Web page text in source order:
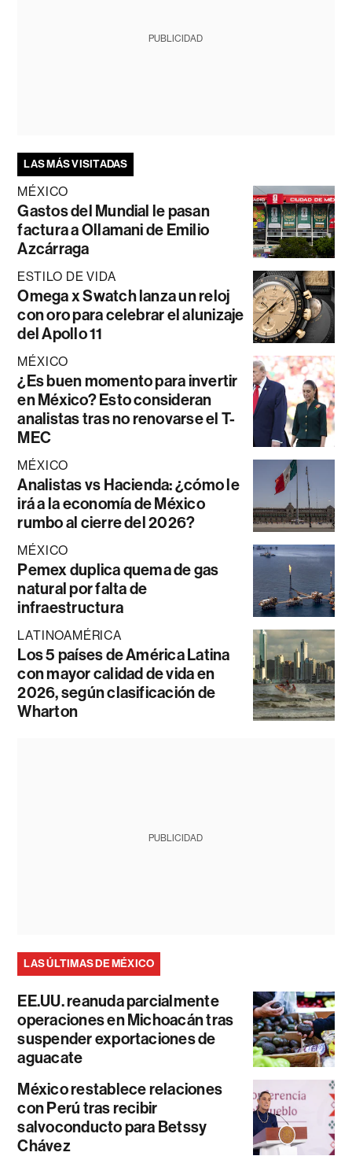
PUBLICIDAD
LAS MÁS VISITADAS
MÉXICO
Gastos del Mundial le pasan
factura a Ollamani de Emilio
Azcárraga
ESTILO DE VIDA
Omega x Swatch lanza un reloj
con oro para celebrar el alunizaje
del Apollo 11
MÉXICO
¿Es buen momento para invertir
en México? Esto consideran
analistas tras no renovarse el T-
MEC
MÉXICO
Analistas vs Hacienda: ¿cómo le
irá a la economía de México
rumbo al cierre del 2026?
MÉXICO
Pemex duplica quema de gas
natural por falta de
infraestructura
LATINOAMÉRICA
Los 5 países de América Latina
con mayor calidad de vida en
2026, según clasificación de
Wharton
PUBLICIDAD
LAS ÚLTIMAS DE MÉXICO
EE.UU. reanuda parcialmente
operaciones en Michoacán tras
suspender exportaciones de
aguacate
México restablece relaciones
con Perú tras recibir
salvoconducto para Betssy
Chávez